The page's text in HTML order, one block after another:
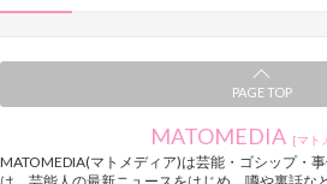
PAGE TOP
MATOMEDIA [マト
MATOMEDIA(マトメディア)は芸能・ゴシップ・